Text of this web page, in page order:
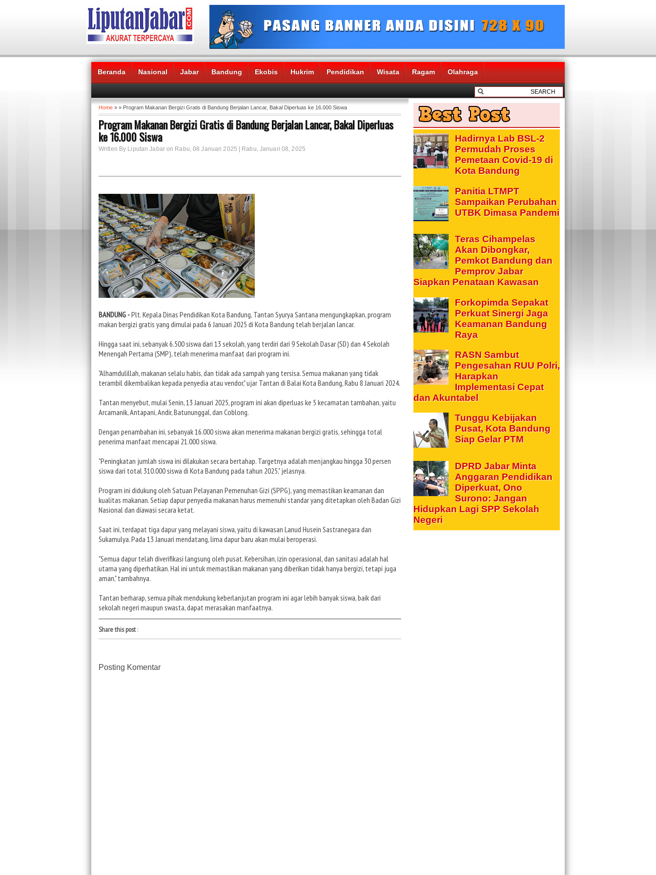
Beranda Nasional Jabar Bandung Ekobis Hukrim Pendidikan Wisata Ragam Olahraga
Headlines News :
Home » » Program Makanan Bergizi Gratis di Bandung Berjalan Lancar, Bakal Diperluas ke 16.000 Siswa
Program Makanan Bergizi Gratis di Bandung Berjalan Lancar, Bakal Diperluas
ke 16.000 Siswa
Written By Liputan Jabar on Rabu, 08 Januari 2025 | Rabu, Januari 08, 2025
BANDUNG -Plt. Kepala Dinas Pendidikan Kota Bandung, Tantan Syurya Santana mengungkapkan, program
makan bergizi gratis yang dimulai pada 6 Januari 2025 di Kota Bandung telah berjalan lancar.
Hingga saat ini, sebanyak 6.500 siswa dari 13 sekolah, yang terdiri dari 9 Sekolah Dasar (SD) dan 4 Sekolah
Menengah Pertama (SMP), telah menerima manfaat dari program ini.
"Alhamdulillah, makanan selalu habis, dan tidak ada sampah yang tersisa. Semua makanan yang tidak
terambil dikembalikan kepada penyedia atau vendor," ujar Tantan di Balai Kota Bandung, Rabu 8 Januari 2024.
Tantan menyebut, mulai Senin, 13 Januari 2025, program ini akan diperluas ke 5 kecamatan tambahan, yaitu
Arcamanik, Antapani, Andir, Batununggal, dan Coblong.
Dengan penambahan ini, sebanyak 16.000 siswa akan menerima makanan bergizi gratis, sehingga total
penerima manfaat mencapai 21.000 siswa.
"Peningkatan jumlah siswa ini dilakukan secara bertahap. Targetnya adalah menjangkau hingga 30 persen
siswa dari total 310.000 siswa di Kota Bandung pada tahun 2025," jelasnya.
Program ini didukung oleh Satuan Pelayanan Pemenuhan Gizi (SPPG), yang memastikan keamanan dan
kualitas makanan. Setiap dapur penyedia makanan harus memenuhi standar yang ditetapkan oleh Badan Gizi
Nasional dan diawasi secara ketat.
Saat ini, terdapat tiga dapur yang melayani siswa, yaitu di kawasan Lanud Husein Sastranegara dan
Sukamulya. Pada 13 Januari mendatang, lima dapur baru akan mulai beroperasi.
"Semua dapur telah diverifikasi langsung oleh pusat. Kebersihan, izin operasional, dan sanitasi adalah hal
utama yang diperhatikan. Hal ini untuk memastikan makanan yang diberikan tidak hanya bergizi, tetapi juga
aman," tambahnya.
Tantan berharap, semua pihak mendukung keberlanjutan program ini agar lebih banyak siswa, baik dari
sekolah negeri maupun swasta, dapat merasakan manfaatnya.
Share this post:
Posting Komentar
Hadirnya Lab BSL-2
Permudah Proses
Pemetaan Covid-19 di
Kota Bandung
Panitia LTMPT
Sampaikan Perubahan
UTBK Dimasa Pandemi
Teras Cihampelas
Akan Dibongkar,
Pemkot Bandung dan
Pemprov Jabar
Siapkan Penataan Kawasan
Forkopimda Sepakat
Perkuat Sinergi Jaga
Keamanan Bandung
Raya
RASN Sambut
Pengesahan RUU Polri,
Harapkan
Implementasi Cepat
dan Akuntabel
Tunggu Kebijakan
Pusat, Kota Bandung
Siap Gelar PTM
DPRD Jabar Minta
Anggaran Pendidikan
Diperkuat, Ono
Surono: Jangan
Hidupkan Lagi SPP Sekolah
Negeri